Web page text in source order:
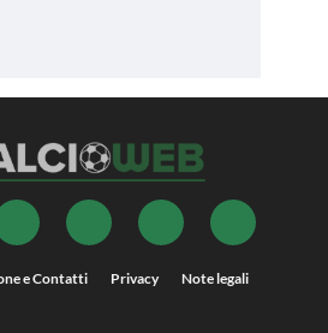
e Contatti Privacy Note legali